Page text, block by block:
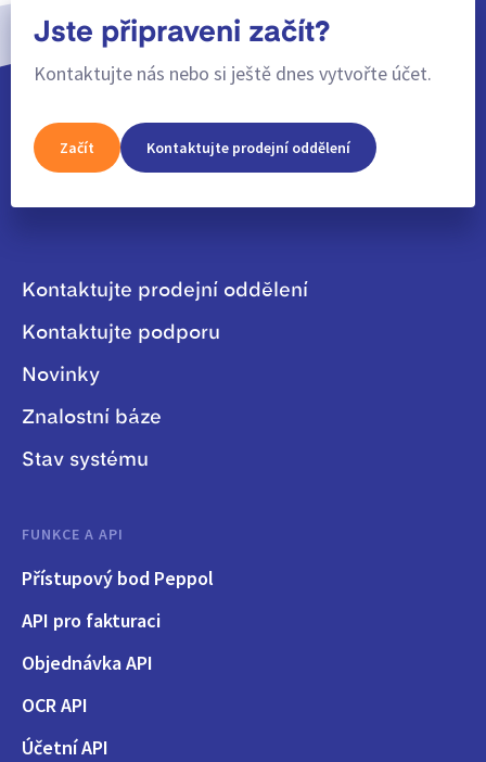
Jste připraveni začít?
Kontaktujte nás nebo si ještě dnes vytvořte účet.
Začít Kontaktujte prodejní oddělení
Kontaktujte prodejní oddělení
Kontaktujte podporu
Novinky
Znalostní báze
Stav systému
FUNKCE A API
Přístupový bod Peppol
API pro fakturaci
Objednávka API
OCR API
Účetní API